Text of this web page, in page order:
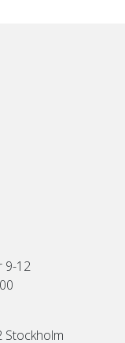
9-12
Stockholm